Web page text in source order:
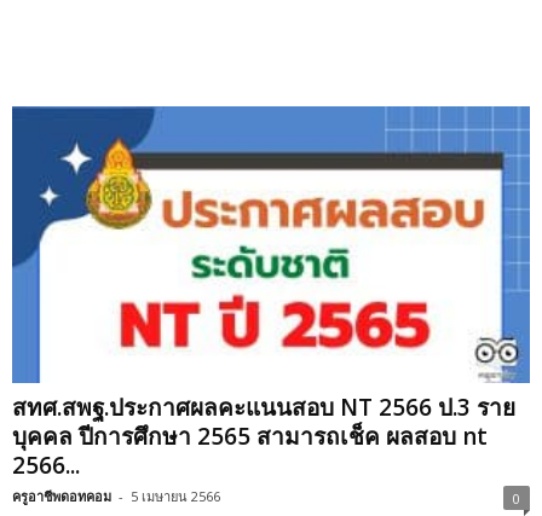
สทศ.สพฐ.ประกาศผลคะแนนสอบ NT 2566 ป.3 ราย
บุคคล ปีการศึกษา 2565 สามารถเช็ค ผลสอบ nt
2566...
ครูอาชีพดอทคอม - 5 เมษายน 2566 0